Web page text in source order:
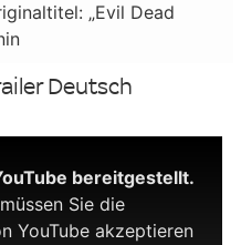
„Evil Dead
Deutsch
bereitgestellt.
Sie die
YouTube akzeptieren